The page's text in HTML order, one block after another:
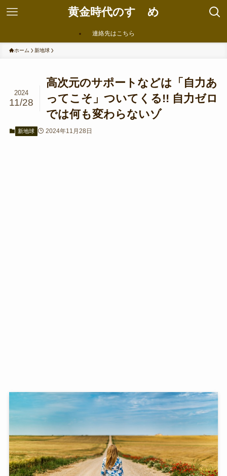
黄金時代のすゝめ
連絡先はこちら
ホーム 新地球
高次元のサポートなどは「自力あ
ってこそ」ついてくる!! 自力ゼロ
では何も変わらないゾ
2024
11/28
新地球 2024年11月28日